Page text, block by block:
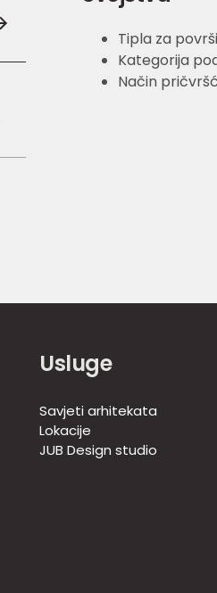
Tipla za
Kategorija
Način
Usluge
Savjeti arhitekata
Lokacije
JUB Design studio